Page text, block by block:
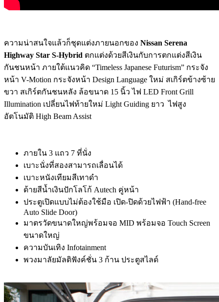
ความน่าสนใจแล้วก็ชุดแต่งภายนอกของ Nissan Serena
Highway Star S-Hybrid ตกแต่งด้วยสีเงินกับการตกแต่งสีเงิน
กันชนหน้า ภายใต้แนวคิด “Timeless Japanese Futurism” กระจัง
หน้า V-Motion กระจังหน้า Design Language ใหม่ สเกิร์ตข้างซ้าย
ขวา สเกิร์ตกันชนหลัง ล้อขนาด 15 นิ้ว ไฟ LED Front Grill
Illumination เปลี่ยนไฟท้ายใหม่ Light Guiding ยาว ไฟสูง
อัตโนมัติ High Beam Assist
ภายใน 3 แถว 7 ที่นั่ง
เบาะนั่งที่สองสามารถเลื่อนได้
เบาะหนังเทียมสีเทาดำ
ด้ายสีน้ำเงินปักโลโก้ Autech คู่หน้า
ประตูเปิดแบบไม่ต้องใช้มือ เปิด-ปิดด้วยไฟฟ้า (Hand-free
Auto Slide Door)
มาตรวัดขนาดใหญ่พร้อมจอ MID พร้อมจอ Touch Screen
ขนาดใหญ่
ความบันเทิง Infotainment
พวงมาลัยมัลติฟังค์ชั่น 3 ก้าน ประตูสไลด์